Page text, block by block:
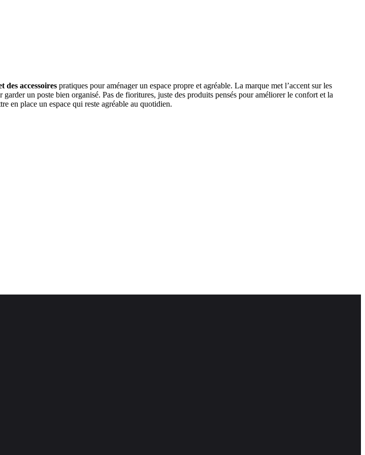
des accessoires pratiques pour aménager un espace propre et agréable. La marque met l’accent sur les
garder un poste bien organisé. Pas de fioritures, juste des produits pensés pour améliorer le confort et la
en place un espace qui reste agréable au quotidien.